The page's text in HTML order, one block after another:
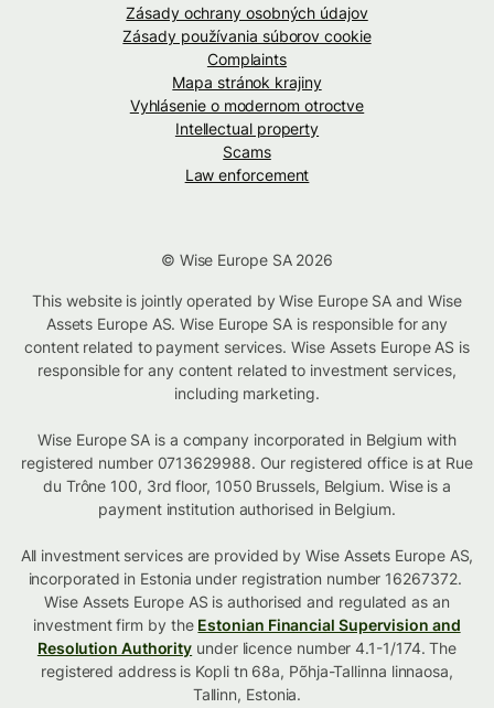
Zásady ochrany osobných údajov
Zásady používania súborov cookie
Complaints
Mapa stránok krajiny
Vyhlásenie o modernom otroctve
Intellectual property
Scams
Law enforcement
© Wise Europe SA 2026
This website is jointly operated by Wise Europe SA and Wise
Assets Europe AS. Wise Europe SA is responsible for any
content related to payment services. Wise Assets Europe AS is
responsible for any content related to investment services,
including marketing.
Wise Europe SA is a company incorporated in Belgium with
registered number 0713629988. Our registered office is at Rue
du Trône 100, 3rd floor, 1050 Brussels, Belgium. Wise is a
payment institution authorised in Belgium.
All investment services are provided by Wise Assets Europe AS,
incorporated in Estonia under registration number 16267372.
Wise Assets Europe AS is authorised and regulated as an
investment firm by the Estonian Financial Supervision and
Resolution Authority under licence number 4.1-1/174. The
registered address is Kopli tn 68a, Põhja-Tallinna linnaosa,
Tallinn, Estonia.